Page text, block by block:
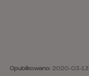
Opublikowano: 2020-03-13